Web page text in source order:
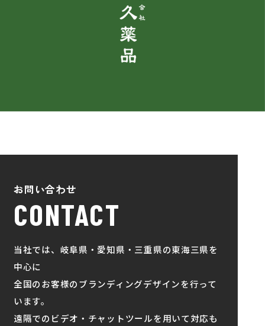
お問い合わせ
CONTACT
当社では、岐阜県・愛知県・三重県の東海三県を
中心に
全国のお客様のブランディングデザインを行って
います。
遠隔でのビデオ・チャットツールを用いて対応も